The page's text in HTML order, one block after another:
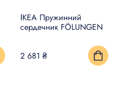
ІКЕА Пружинний
сердечник FÖLUNGEN
2 681 ₴